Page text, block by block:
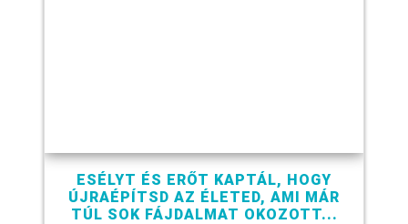
ESÉLYT ÉS ERŐT KAPTÁL, HOGY
ÚJRAÉPÍTSD AZ ÉLETED, AMI MÁR
TÚL SOK FÁJDALMAT OKOZOTT...